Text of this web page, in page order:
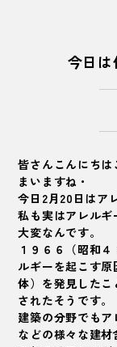
今日は
皆さんこんにち
まいますね・
今日2月20日はア
私も実はアレル
大変なんです。
１９６６（昭和
ルギーを起こす
体）を発見した
されたそうです。
建築の分野でも
などの様々な建